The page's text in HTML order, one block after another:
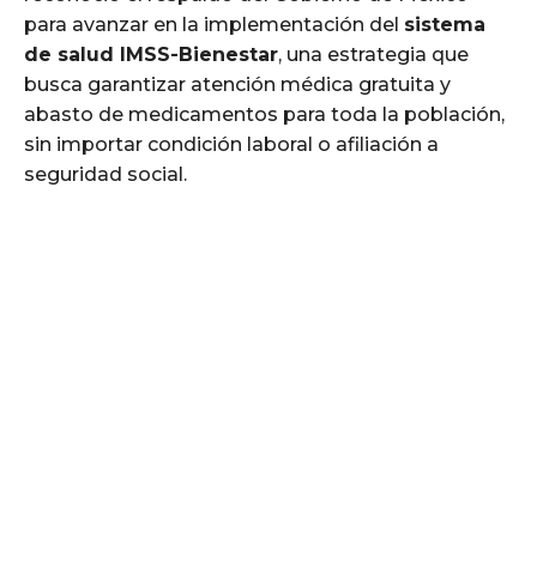
para avanzar en la implementación del sistema
de salud IMSS-Bienestar, una estrategia que
busca garantizar atención médica gratuita y
abasto de medicamentos para toda la población,
sin importar condición laboral o afiliación a
seguridad social.